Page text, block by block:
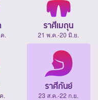
.
ราศีเมถุน
21 พ.ค.-20 มิ.ย.
.
ราศีกันย์
23 ส.ค.-22 ก.ย.